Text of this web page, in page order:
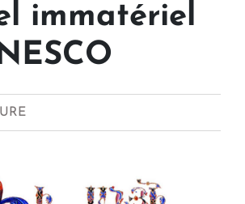
immatériel